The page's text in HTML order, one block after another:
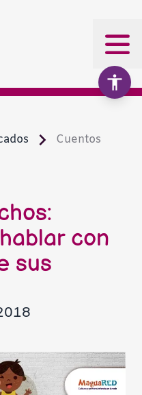
Cuentos
con
sus
texto
de grises
claro